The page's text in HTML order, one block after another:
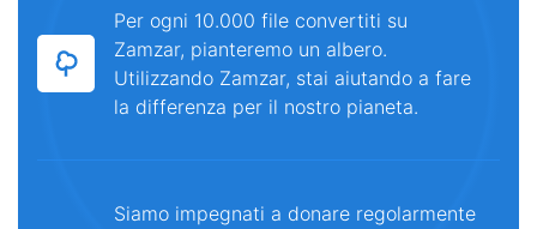
Per ogni 10.000 file convertiti su
Zamzar, pianteremo un albero.
Utilizzando Zamzar, stai aiutando a fare
la differenza per il nostro pianeta.
Siamo impegnati a donare regolarmente